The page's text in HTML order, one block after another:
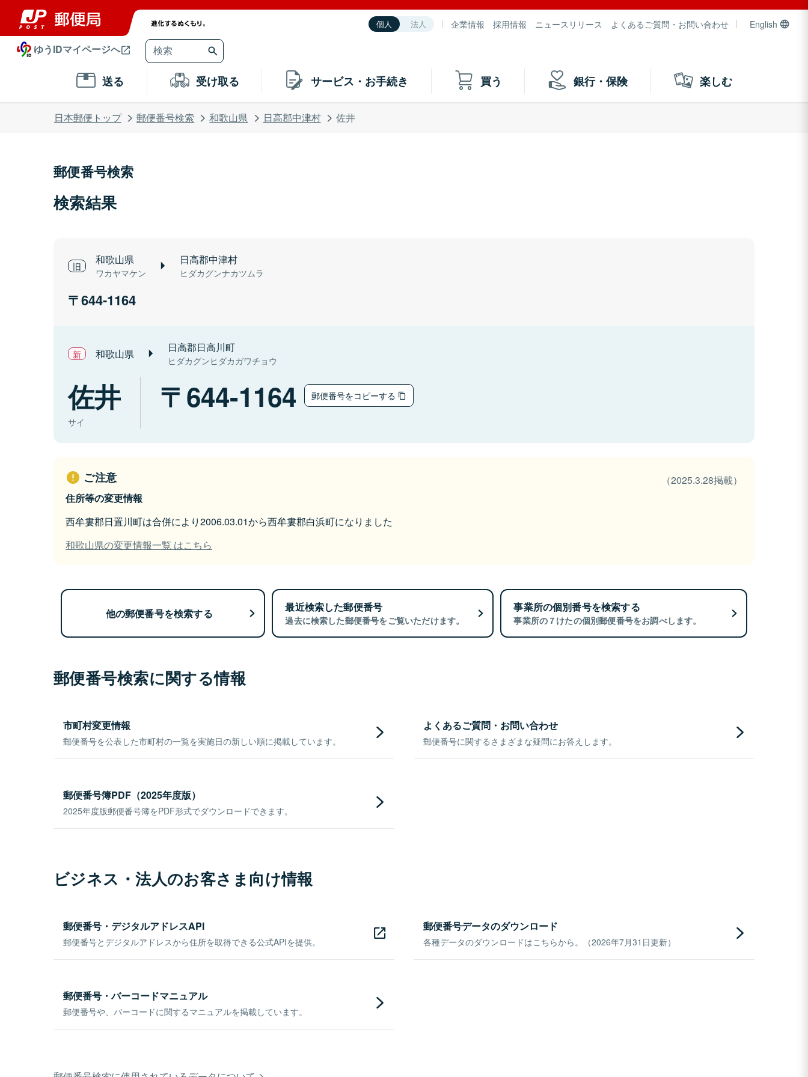
個人 法人 企業情報 採用情報 ニュースリリース よくあるご質問・お問い合わせ English
ゆうIDマイページへ
送る 受け取る サービス・お手続き 買う 銀行・保険 楽しむ
日本郵便トップ 郵便番号検索 和歌山県 日高郡中津村 佐井
郵便番号検索
検索結果
和歌山県
ワカヤマケン
日高郡中津村
ヒダカグンナカツムラ
644-1164
和歌山県 日高郡日高川町
ヒダカグンヒダカガワチョウ
佐井
サイ
644-1164 郵便番号をコピーする
ご注意
（2025.3.28掲載）
住所等の変更情報
西牟婁郡日置川町は合併により2006.03.01から西牟婁郡白浜町になりました
和歌山県の変更情報一覧 はこちら
他の郵便番号を検索する 最近検索した郵便番号
過去に検索した郵便番号をご覧いただけます。
事業所の個別番号を検索する
事業所の７けたの個別郵便番号をお調べします。
郵便番号検索に関する情報
市町村変更情報
郵便番号を公表した市町村の一覧を実施日の新しい順に掲載しています。
よくあるご質問・お問い合わせ
郵便番号に関するさまざまな疑問にお答えします。
郵便番号簿PDF（2025年度版）
2025年度版郵便番号簿をPDF形式でダウンロードできます。
ビジネス・法人のお客さま向け情報
郵便番号・デジタルアドレスAPI
郵便番号とデジタルアドレスから住所を取得できる公式APIを提供。
郵便番号データのダウンロード
各種データのダウンロードはこちらから。（2026年7月31日更新）
郵便番号・バーコードマニュアル
郵便番号や、バーコードに関するマニュアルを掲載しています。